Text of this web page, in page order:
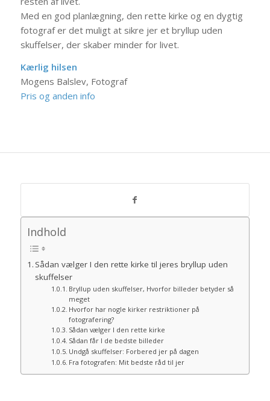
Med en god planlægning, den rette kirke og en dygtig
fotograf er det muligt at sikre jer et bryllup uden
skuffelser, der skaber minder for livet.
Kærlig hilsen
Mogens Balslev, Fotograf
Pris og anden info
Indhold
Sådan vælger I den rette kirke til jeres bryllup uden
skuffelser
Bryllup uden skuffelser, Hvorfor billeder betyder så
meget
Hvorfor har nogle kirker restriktioner på
fotografering?
Sådan vælger I den rette kirke
Sådan får I de bedste billeder
Undgå skuffelser: Forbered jer på dagen
Fra fotografen: Mit bedste råd til jer